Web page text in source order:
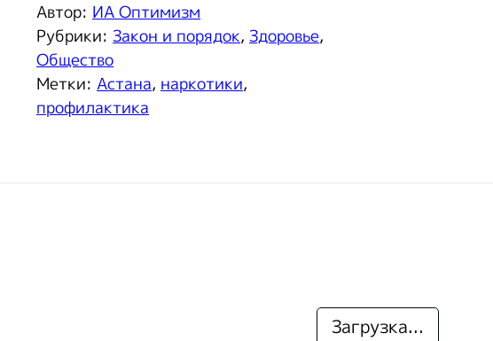
Автор: ИА Оптимизм
Рубрики: Закон и порядок, Здоровье,
Общество
Метки: Астана, наркотики,
профилактика
Загрузка...